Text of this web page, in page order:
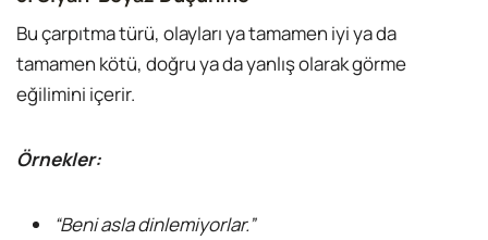
Bu çarpıtma türü, olayları ya tamamen iyi ya da
tamamen kötü, doğru ya da yanlış olarak görme
eğilimini içerir.
Örnekler:
“Beni asla dinlemiyorlar.”